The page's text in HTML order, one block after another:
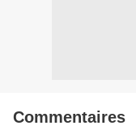
Commentaires